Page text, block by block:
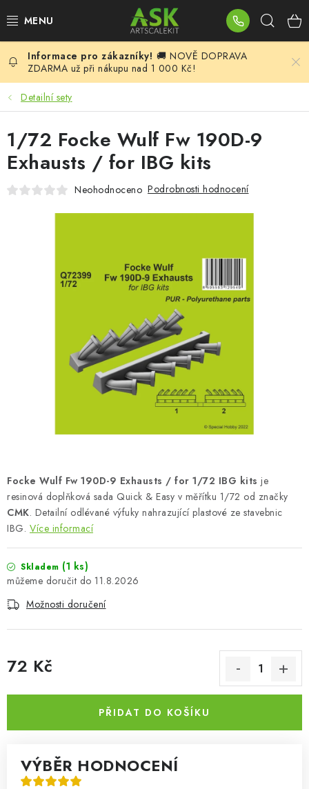
na
BLOG
SUMMER DAYS
WARHAMMER
ASK PRODUKTY
DOPLŇKY K MODELŮM
SKY RIDERS COFFEE
O nás Moje objednávka Kontakty
Doprava a platba
Obchodní podmínky
Podmínky ochrany osobních údajů
Reklamační řád
Velkoobchod (B2B)
FAQ
Výstavy 2026
🚚 NOVĚ DOPRAVA
ZDARMA už při nákupu nad 1 000 Kč!
Detailní sety
Focke Wulf Fw 190D-9 Exhausts / for 1/72 IBG kits je
resinová doplňková sada Quick & Easy v měřítku 1/72 od značky
CMK. Detailní odlévané výfuky nahrazující plastové ze stavebnic
IBG. Více informací
Skladem (1 ks)
11.8.2026
Možnosti doručení
72 Kč
PŘIDAT DO KOŠÍKU
VÝBĚR HODNOCENÍ
1/72 Focke Wulf Fw 190D-9
Exhausts / for IBG kits
Neohodnoceno Podrobnosti hodnocení